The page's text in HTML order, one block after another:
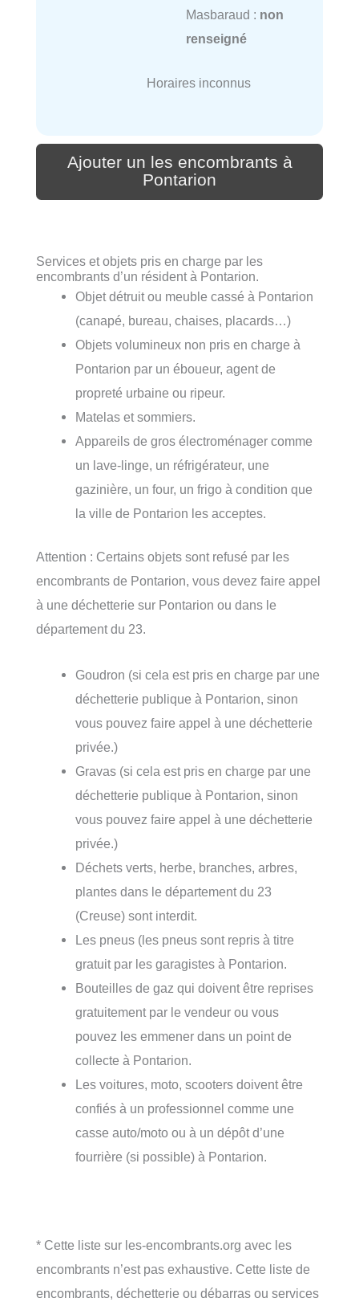
Masbaraud : non
renseigné
Horaires inconnus
Ajouter un les encombrants à
Pontarion
Services et objets pris en charge par les
encombrants d’un résident à Pontarion.
Objet détruit ou meuble cassé à Pontarion
(canapé, bureau, chaises, placards…)
Objets volumineux non pris en charge à
Pontarion par un éboueur, agent de
propreté urbaine ou ripeur.
Matelas et sommiers.
Appareils de gros électroménager comme
un lave-linge, un réfrigérateur, une
gazinière, un four, un frigo à condition que
la ville de Pontarion les acceptes.
Attention : Certains objets sont refusé par les
encombrants de Pontarion, vous devez faire appel
à une déchetterie sur Pontarion ou dans le
département du 23.
Goudron (si cela est pris en charge par une
déchetterie publique à Pontarion, sinon
vous pouvez faire appel à une déchetterie
privée.)
Gravas (si cela est pris en charge par une
déchetterie publique à Pontarion, sinon
vous pouvez faire appel à une déchetterie
privée.)
Déchets verts, herbe, branches, arbres,
plantes dans le département du 23
(Creuse) sont interdit.
Les pneus (les pneus sont repris à titre
gratuit par les garagistes à Pontarion.
Bouteilles de gaz qui doivent être reprises
gratuitement par le vendeur ou vous
pouvez les emmener dans un point de
collecte à Pontarion.
Les voitures, moto, scooters doivent être
confiés à un professionnel comme une
casse auto/moto ou à un dépôt d’une
fourrière (si possible) à Pontarion.
* Cette liste sur les-encombrants.org avec les
encombrants n’est pas exhaustive. Cette liste de
encombrants, déchetterie ou débarras ou services